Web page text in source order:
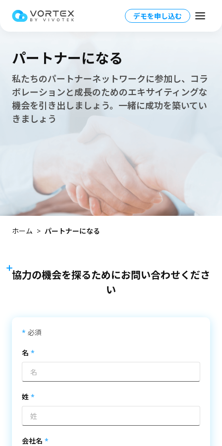
デモを申し込む
Japan - 日本語
Global – English
Japan - 日本語
製品一覧
運用管理
VORTEX AI
統合ソリューション
製品情報
カメラ
統合周辺装置
ネットワークビデオレコーダ
アクセサリ
業界別ソリューション
教育業界
小売業
不動産管理
リソース
詳細情報
導入事例
イベント・キャンペーン
サポート資料・ツール
サポート
購入方法
ナレッジセンター
パートナー情報
会社概要
パートナーになる
私たちのパートナーネットワークに参加し、コラ
ボレーションと成長のためのエキサイティングな
機会を引き出しましょう。一緒に成功を築いてい
きましょう
ホーム パートナーになる
協力の機会を探るためにお問い合わせくださ
い
* 必須
名
姓
会社名